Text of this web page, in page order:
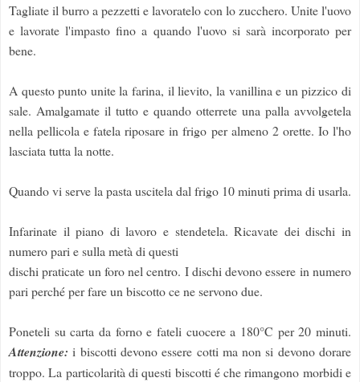
Tagliate il burro a pezzetti e lavoratelo con lo zucchero. Unite l'uovo
e lavorate l'impasto fino a quando l'uovo si sarà incorporato per
bene.
A questo punto unite la farina, il lievito, la vanillina e un pizzico di
sale. Amalgamate il tutto e quando otterrete una palla avvolgetela
nella pellicola e fatela riposare in frigo per almeno 2 orette. Io l'ho
lasciata tutta la notte.
Quando vi serve la pasta uscitela dal frigo 10 minuti prima di usarla.
Infarinate il piano di lavoro e stendetela. Ricavate dei dischi in
numero pari e sulla metà di questi
dischi praticate un foro nel centro. I dischi devono essere in numero
pari perché per fare un biscotto ce ne servono due.
Poneteli su carta da forno e fateli cuocere a 180°C per 20 minuti.
Attenzione: i biscotti devono essere cotti ma non si devono dorare
troppo. La particolarità di questi biscotti é che rimangono morbidi e